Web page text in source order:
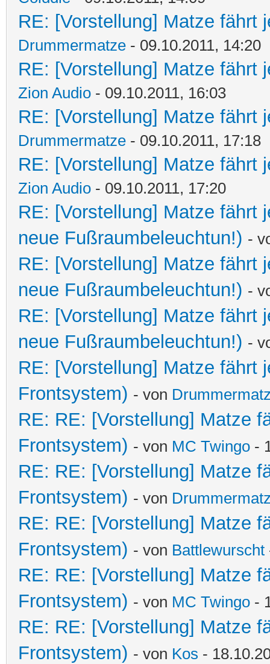
RE: [Vorstellung] Matze fährt
Drummermatze - 09.10.2011, 14:20
RE: [Vorstellung] Matze fährt
Zion Audio - 09.10.2011, 16:03
RE: [Vorstellung] Matze fährt
Drummermatze - 09.10.2011, 17:18
RE: [Vorstellung] Matze fährt
Zion Audio - 09.10.2011, 17:20
RE: [Vorstellung] Matze fährt
neue Fußraumbeleuchtun!) -
RE: [Vorstellung] Matze fährt
neue Fußraumbeleuchtun!) -
RE: [Vorstellung] Matze fährt
neue Fußraumbeleuchtun!) -
RE: [Vorstellung] Matze fährt
Frontsystem) - von
RE: RE: [Vorstellung] Matze
Frontsystem) - von MC Twingo -
RE: RE: [Vorstellung] Matze
Frontsystem) - von
RE: RE: [Vorstellung] Matze
Frontsystem) - von Battlewurscht
RE: RE: [Vorstellung] Matze
Frontsystem) - von MC Twingo -
RE: RE: [Vorstellung] Matze
Frontsystem) - von Kos -